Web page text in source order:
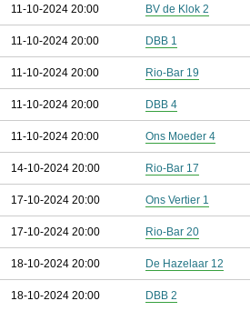
11-10-2024 20:00 BV de Klok 2
11-10-2024 20:00 DBB 1
11-10-2024 20:00 Rio-Bar 19
11-10-2024 20:00 DBB 4
11-10-2024 20:00 Ons Moeder 4
14-10-2024 20:00 Rio-Bar 17
17-10-2024 20:00 Ons Vertier 1
17-10-2024 20:00 Rio-Bar 20
18-10-2024 20:00 De Hazelaar 12
18-10-2024 20:00 DBB 2